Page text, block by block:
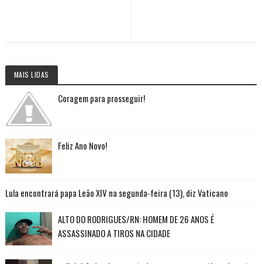
MAIS LIDAS
Coragem para prosseguir!
Feliz Ano Novo!
Lula encontrará papa Leão XIV na segunda-feira (13), diz Vaticano
ALTO DO RODRIGUES/RN: HOMEM DE 26 ANOS É
ASSASSINADO A TIROS NA CIDADE